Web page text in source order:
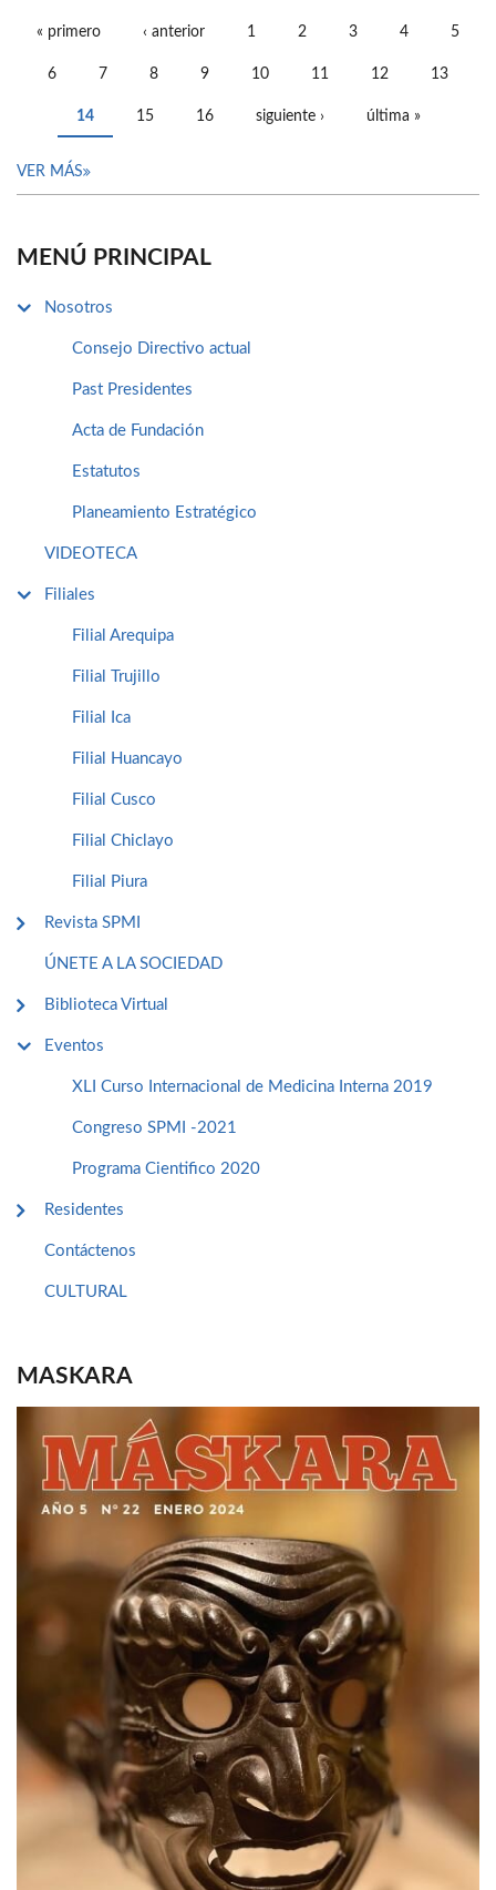
« primero ‹ anterior 1 2 3 4 5
6 7 8 9 10 11 12 13
14 15 16 siguiente › última »
VER MÁS
MENÚ PRINCIPAL
Nosotros
Consejo Directivo actual
Past Presidentes
Acta de Fundación
Estatutos
Planeamiento Estratégico
VIDEOTECA
Filiales
Filial Arequipa
Filial Trujillo
Filial Ica
Filial Huancayo
Filial Cusco
Filial Chiclayo
Filial Piura
Revista SPMI
ÚNETE A LA SOCIEDAD
Biblioteca Virtual
Eventos
XLI Curso Internacional de Medicina Interna 2019
Congreso SPMI -2021
Programa Cientifico 2020
Residentes
Contáctenos
CULTURAL
MASKARA